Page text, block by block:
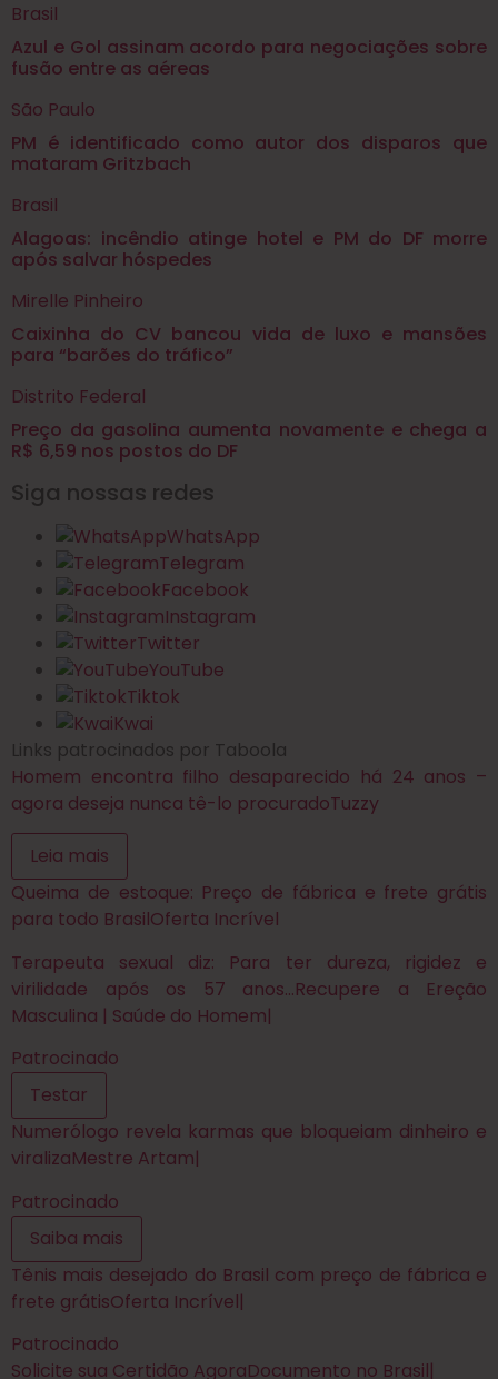
Brasil
Azul e Gol assinam acordo para negociações sobre
fusão entre as aéreas
São Paulo
PM é identificado como autor dos disparos que
mataram Gritzbach
Brasil
Alagoas: incêndio atinge hotel e PM do DF morre
após salvar hóspedes
Mirelle Pinheiro
Caixinha do CV bancou vida de luxo e mansões
para “barões do tráfico”
Distrito Federal
Preço da gasolina aumenta novamente e chega a
R$ 6,59 nos postos do DF
Siga nossas redes
WhatsApp
Telegram
Facebook
Instagram
Twitter
YouTube
Tiktok
Kwai
Links patrocinados por Taboola
Homem encontra filho desaparecido há 24 anos –
agora deseja nunca tê-lo procuradoTuzzy
Leia mais
Queima de estoque: Preço de fábrica e frete grátis
para todo BrasilOferta Incrível
Terapeuta sexual diz: Para ter dureza, rigidez e
virilidade após os 57 anos…Recupere a Ereção
Masculina | Saúde do Homem|
Patrocinado
Testar
Numerólogo revela karmas que bloqueiam dinheiro e
viralizaMestre Artam|
Patrocinado
Saiba mais
Tênis mais desejado do Brasil com preço de fábrica e
frete grátisOferta Incrível|
Patrocinado
Solicite sua Certidão AgoraDocumento no Brasil|